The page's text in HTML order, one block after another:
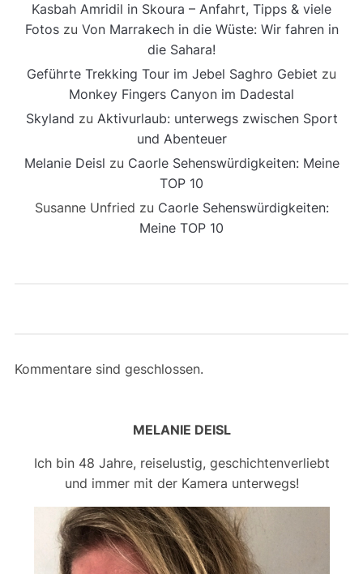
Kasbah Amridil in Skoura – Anfahrt, Tipps & viele
Fotoszu Von Marrakech in die Wüste: Wir fahren in
die Sahara!
Geführte Trekking Tour im Jebel Saghro Gebiet zu
Monkey Fingers Canyon im Dadestal
Skyland zu Aktivurlaub: unterwegs zwischen Sport
und Abenteuer
Melanie Deisl zu Caorle Sehenswürdigkeiten: Meine
TOP 10
Susanne Unfried zu Caorle Sehenswürdigkeiten:
Meine TOP 10
Kommentare sind geschlossen.
MELANIE DEISL
Ich bin 48 Jahre, reiselustig, geschichtenverliebt
und immer mit der Kamera unterwegs!